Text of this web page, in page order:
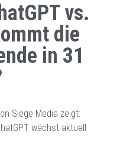
vs.
die
in 31
Siege Media zeigt:
wächst aktuell